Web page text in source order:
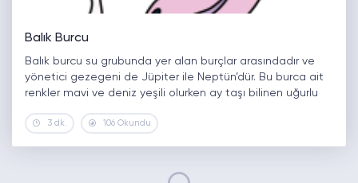
Balık Burcu
Balık burcu su grubunda yer alan burçlar arasındadır ve
yönetici gezegeni de Jüpiter ile Neptün’dür. Bu burca ait
renkler mavi ve deniz yeşili olurken ay taşı bilinen uğurlu
3 dk. 106 Okundu